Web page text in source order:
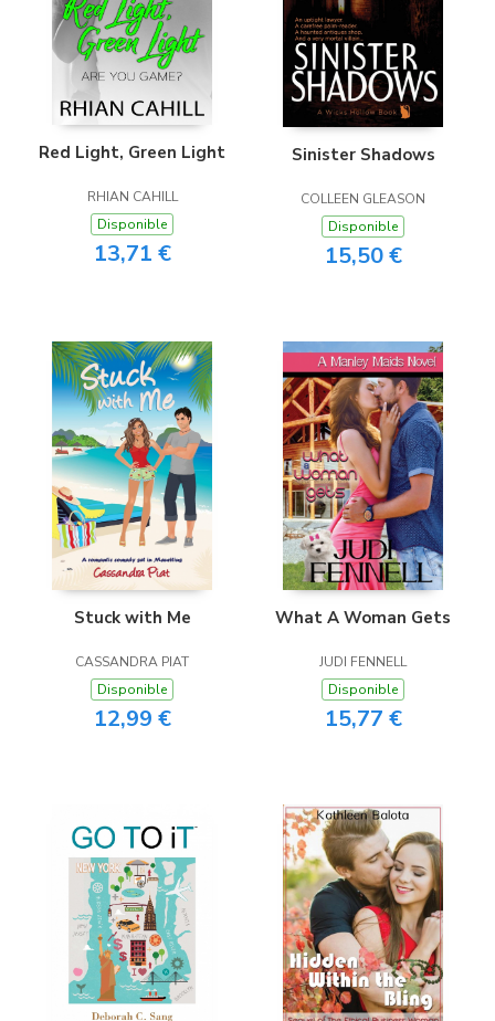
Red Light, Green Light
RHIAN CAHILL
Disponible
13,71 €
Sinister Shadows
COLLEEN GLEASON
Disponible
15,50 €
Stuck with Me
CASSANDRA PIAT
Disponible
12,99 €
What A Woman Gets
JUDI FENNELL
Disponible
15,77 €